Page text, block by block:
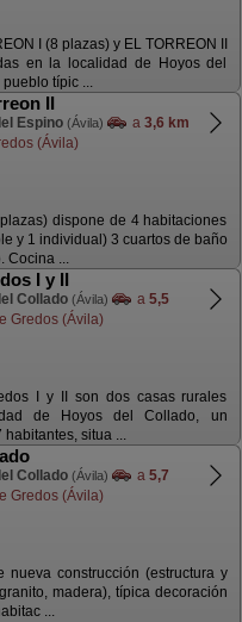
I (8 plazas) y EL TORREON II
en la localidad de Hoyos del
típic ...
II
Espino (Ávila) a 3,6 km
(Ávila)
dispone de 4 habitaciones
y 1 individual) 3 cuartos de baño
Cocina ...
I y II
Collado (Ávila) a 5,5
Gredos (Ávila)
I y II son dos casas rurales
de Hoyos del Collado, un
situa ...
Collado (Ávila) a 5,7
Gredos (Ávila)
nueva construcción (estructura y
madera), típica decoración
...